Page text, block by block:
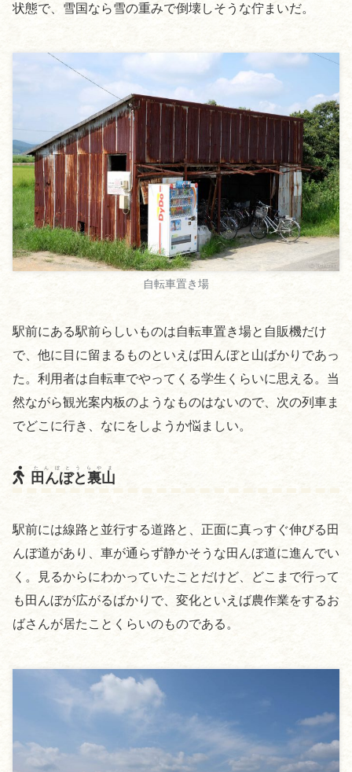
状態で、雪国なら雪の重みで倒壊しそうな佇まいだ。
自転車置き場
駅前にある駅前らしいものは自転車置き場と自販機だけ
で、他に目に留まるものといえば田んぼと山ばかりであっ
た。利用者は自転車でやってくる学生くらいに思える。当
然ながら観光案内板のようなものはないので、次の列車ま
でどこに行き、なにをしようか悩ましい。
田んぼと裏山
たんぼとうらやま
駅前には線路と並行する道路と、正面に真っすぐ伸びる田
んぼ道があり、車が通らず静かそうな田んぼ道に進んでい
く。見るからにわかっていたことだけど、どこまで行って
も田んぼが広がるばかりで、変化といえば農作業をするお
ばさんが居たことくらいのものである。